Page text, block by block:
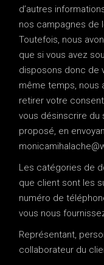
d’autres
nos campagnes de
Toutefois, nous
que si vous avez
disposons donc de
même temps, nous
retirer votre
vous désinscrire du
proposé, en
Les catégories de
que client sont les
numéro de
vous nous
Représentant,
collaborateur du